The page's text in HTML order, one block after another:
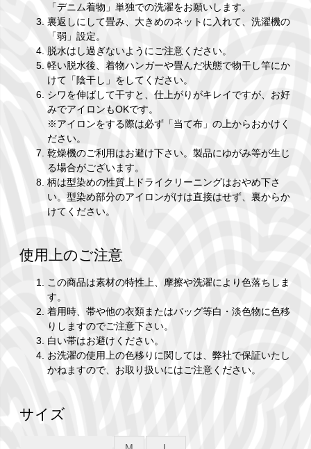
「デニム着物」単独での洗濯をお願いします。
裏返しにして畳み、大きめのネットに入れて、洗濯機の
「弱」設定。
脱水はし過ぎないようにご注意ください。
軽い脱水後、着物ハンガーや畳んだ状態で物干し竿にか
けて「陰干し」をしてください。
シワを伸ばして干すと、仕上がりがキレイですが、お好
みでアイロンもOKです。
※アイロンをする際は必ず「当て布」の上からおかけく
ださい。
乾燥機のご利用はお避け下さい。製品にゆがみ等が生じ
る場合がございます。
柄は型染めの性質上ドライクリーニングはおやめ下さ
い。型染め部分のアイロンがけは直接はせず、裏からか
けてください。
使用上のご注意
この商品は素材の特性上、摩擦や洗濯により色落ちしま
す。
着用時、帯や他の衣類またはバッグ等白・淡色物に色移
りしますのでご注意下さい。
白い帯はお避けください。
お洗濯の使用上の色移りに関しては、弊社で保証いたし
かねますので、お取り扱いにはご注意ください。
サイズ